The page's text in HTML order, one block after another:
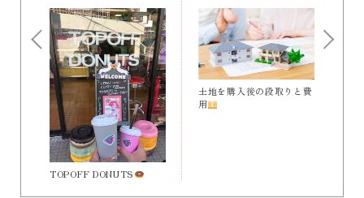
TOPOFF DONUTS
土地を購入後の段取りと費
用